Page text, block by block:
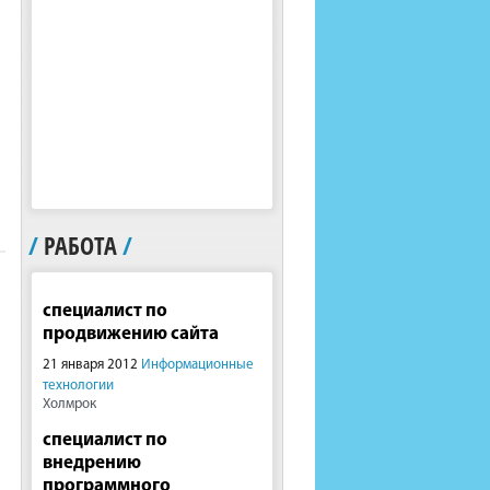
/ РАБОТА/
специалист по
продвижению сайта
21 января 2012 Информационные
технологии
Холмрок
специалист по
внедрению
программного